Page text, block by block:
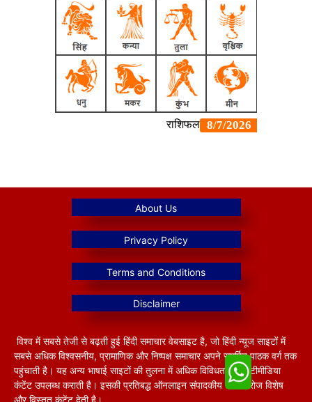
विश्व में सबसे तेजी से बढ़ती हुई हिंदी समाचार वेबसाइट है, जो हिंदी न्यूज साइटों में
सबसे अधिक विश्वसनीय, प्रामाणिक और निष्पक्ष समाचार अपने समर्पित पाठक वर्ग तक
पहुंचाती है। यह अन्य भाषाई साइटों की तुलना में अधिक विविधतापूर्ण मल्टीमीडिया
कंटेंट उपलब्ध कराती है। इसकी प्रतिबद्ध ऑनलाइन संपादकीय टीम हररोज विशेष